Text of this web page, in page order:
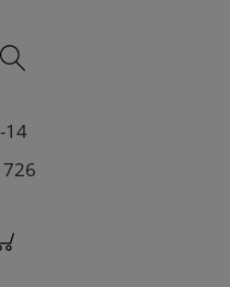
14